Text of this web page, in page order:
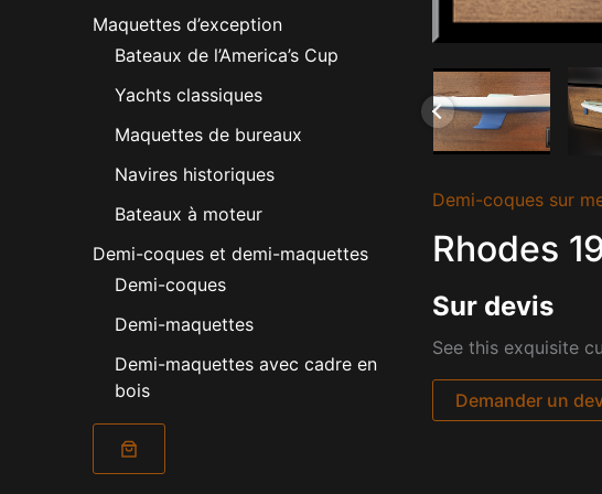
Maquettes d’exception
Bateaux de l’America’s Cup
Yachts classiques
Maquettes de bureaux
Navires historiques
Bateaux à moteur
Demi-coques et demi-maquettes
Demi-coques
Demi-maquettes
Demi-maquettes avec cadre en
bois
Demi-coques sur
Rhodes
Sur devis
See this exquisite
Demander un